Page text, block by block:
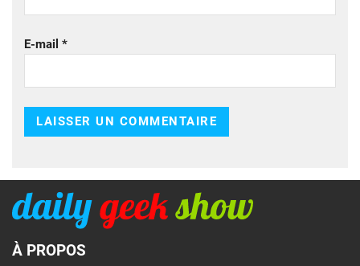
E-mail *
À PROPOS